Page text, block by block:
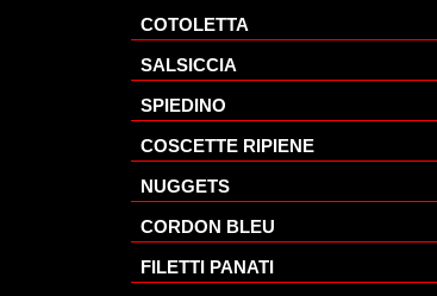
COTOLETTA
SALSICCIA
SPIEDINO
COSCETTE RIPIENE
NUGGETS
CORDON BLEU
FILETTI PANATI